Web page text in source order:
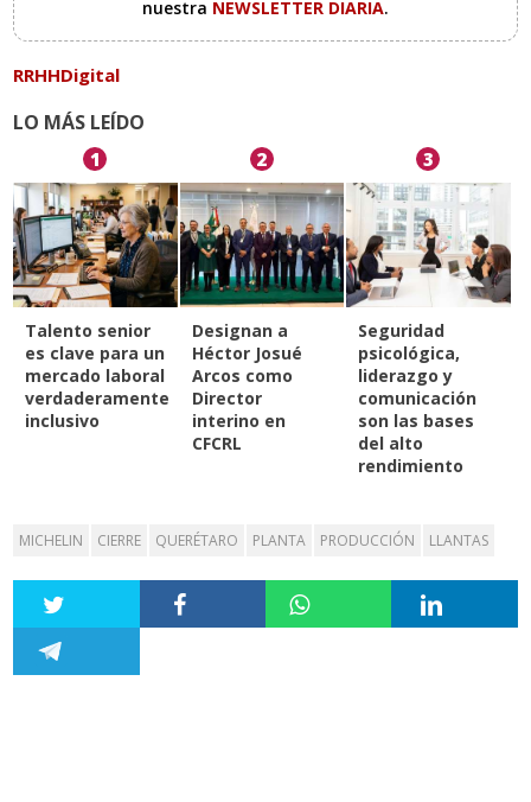
nuestra NEWSLETTER DIARIA.
RRHHDigital
LO MÁS LEÍDO
1
Talento senior
es clave para un
mercado laboral
verdaderamente
inclusivo
2
Designan a
Héctor Josué
Arcos como
Director
interino en
CFCRL
3
Seguridad
psicológica,
liderazgo y
comunicación
son las bases
del alto
rendimiento
MICHELIN CIERRE QUERÉTARO PLANTA PRODUCCIÓN LLANTAS